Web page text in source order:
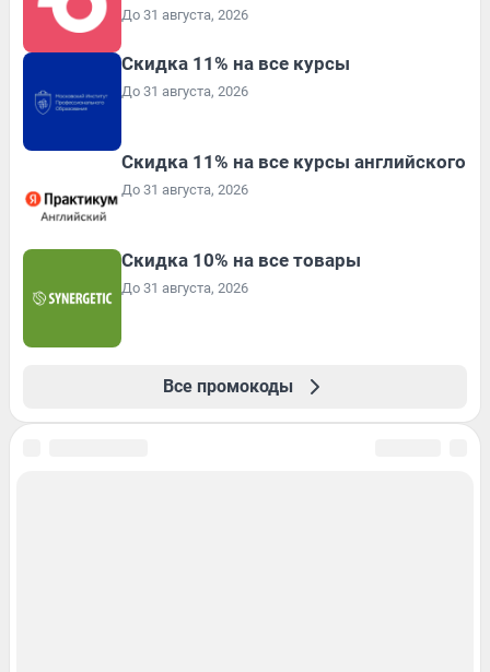
До 31 августа, 2026
Скидка 11% на все курсы
До 31 августа, 2026
Скидка 11% на все курсы английского
До 31 августа, 2026
Скидка 10% на все товары
До 31 августа, 2026
Все промокоды